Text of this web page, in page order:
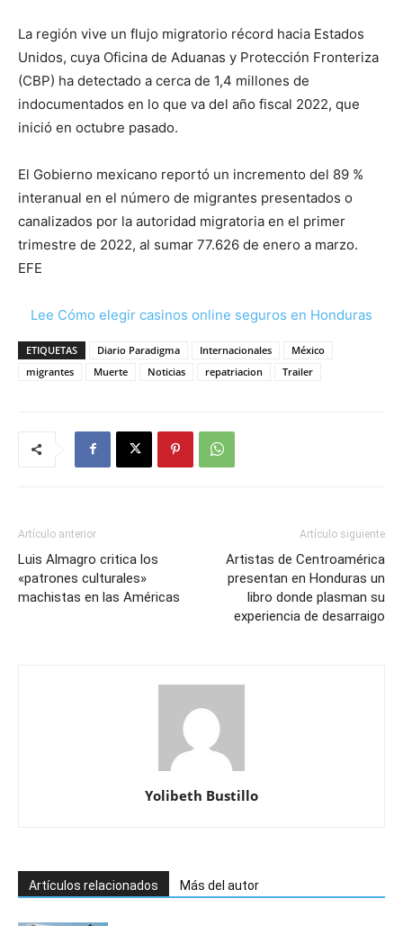
La región vive un flujo migratorio récord hacia Estados
Unidos, cuya Oficina de Aduanas y Protección Fronteriza
(CBP) ha detectado a cerca de 1,4 millones de
indocumentados en lo que va del año fiscal 2022, que
inició en octubre pasado.
El Gobierno mexicano reportó un incremento del 89 %
interanual en el número de migrantes presentados o
canalizados por la autoridad migratoria en el primer
trimestre de 2022, al sumar 77.626 de enero a marzo.
EFE
Lee Cómo elegir casinos online seguros en Honduras
ETIQUETAS Diario Paradigma Internacionales
México
migrantes
Muerte Noticias repatriacion Trailer
Artículo anterior
Luis Almagro critica los
«patrones culturales»
machistas en las Américas
Artículo siguiente
Artistas de Centroamérica
presentan en Honduras un
libro donde plasman su
experiencia de desarraigo
Yolibeth Bustillo
Artículos relacionados Más del autor